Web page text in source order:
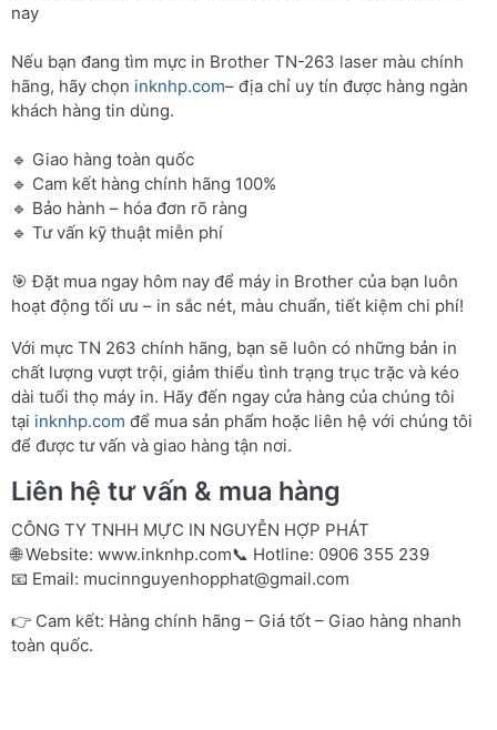
nay
Nếu bạn đang tìm mực in Brother TN-263 laser màu chính
hãng, hãy chọn inknhp.com– địa chỉ uy tín được hàng ngàn
khách hàng tin dùng.
🔹 Giao hàng toàn quốc
🔹 Cam kết hàng chính hãng 100%
🔹 Bảo hành – hóa đơn rõ ràng
🔹 Tư vấn kỹ thuật miễn phí
🎯 Đặt mua ngay hôm nay để máy in Brother của bạn luôn
hoạt động tối ưu – in sắc nét, màu chuẩn, tiết kiệm chi phí!
Với mực TN 263 chính hãng, bạn sẽ luôn có những bản in
chất lượng vượt trội, giảm thiểu tình trạng trục trặc và kéo
dài tuổi thọ máy in. Hãy đến ngay cửa hàng của chúng tôi
tại inknhp.com để mua sản phẩm hoặc liên hệ với chúng tôi
để được tư vấn và giao hàng tận nơi.
Liên hệ tư vấn & mua hàng
CÔNG TY TNHH MỰC IN NGUYỄN HỢP PHÁT
🌐 Website: www.inknhp.com📞 Hotline: 0906 355 239
📧 Email: mucinnguyenhopphat@gmail.com
👉 Cam kết: Hàng chính hãng – Giá tốt – Giao hàng nhanh
toàn quốc.